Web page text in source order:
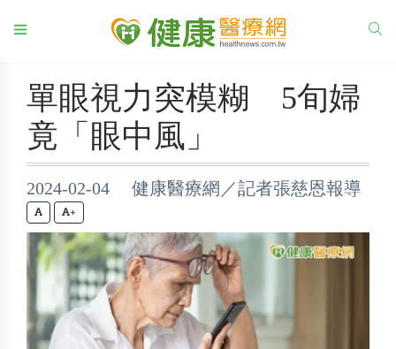
單眼視力突模糊 5旬婦
竟「眼中風」
2024-02-04 健康醫療網／記者張慈恩報導
+